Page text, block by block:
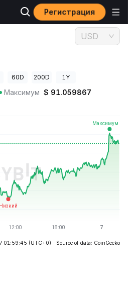
Регистрация
AAVE
USD
60D 200D 1Y
Максимум $ 91.059867
01:59:45 (UTC+0) Source of data: CoinGecko